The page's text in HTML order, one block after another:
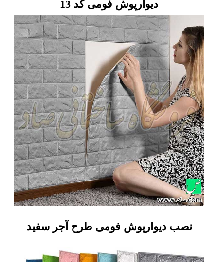
دیوارپوش فومی کد 13
نصب دیوارپوش فومی طرح آجر سفید